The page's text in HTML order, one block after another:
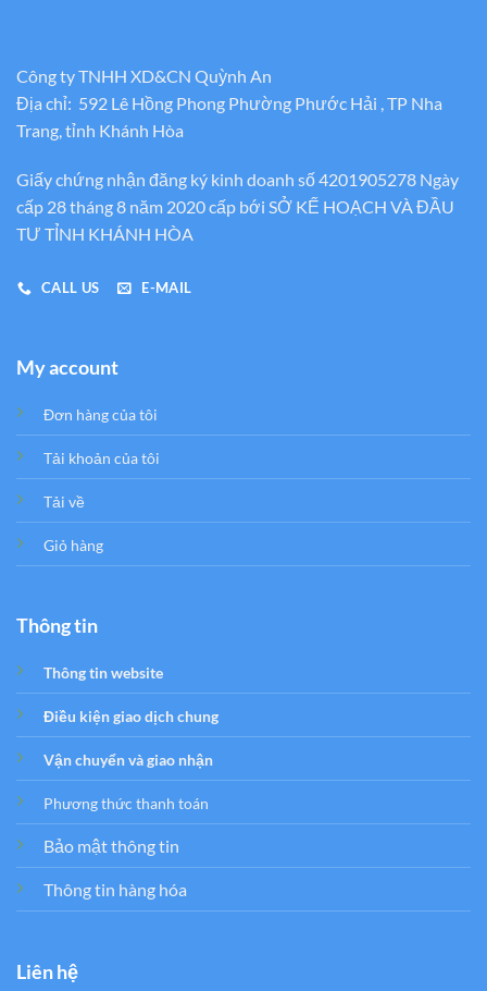
Công ty TNHH XD&CN Quỳnh An
Địa chỉ: 592 Lê Hồng Phong Phường Phước Hải , TP Nha
Trang, tỉnh Khánh Hòa
Giấy chứng nhận đăng ký kinh doanh số 4201905278 Ngày
cấp 28 tháng 8 năm 2020 cấp bới SỞ KẾ HOẠCH VÀ ĐẦU
TƯ TỈNH KHÁNH HÒA
CALL US E-MAIL
My account
Đơn hàng của tôi
Tải khoản của tôi
Tải về
Giỏ hàng
Thông tin
Thông tin website
Điều kiện giao dịch chung
Vận chuyển và giao nhận
Phương thức thanh toán
Bảo mật thông tin
Thông tin hàng hóa
Liên hệ